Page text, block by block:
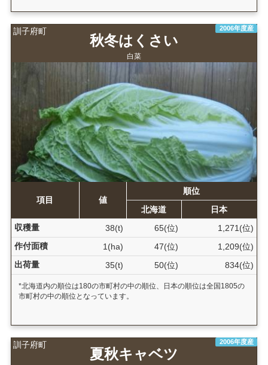
訓子府町 2006年度産
秋冬はくさい
白菜
項目 値
順位
北海道
日本
収穫量
38(t) 65(位)
1,271(位)
作付面積
1(ha) 47(位)
1,209(位)
出荷量
35(t) 50(位) 834(位)
*北海道内の順位は180の市町村の中の順位、日本の順位は全国1805の
市町村の中の順位となっています。
訓子府町 2006年度産
夏秋キャベツ